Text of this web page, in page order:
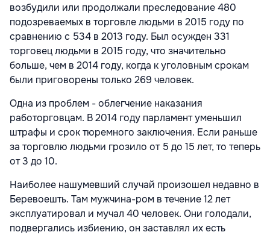
возбудили или продолжали преследование 480
подозреваемых в торговле людьми в 2015 году по
сравнению с 534 в 2013 году. Был осужден 331
торговец людьми в 2015 году, что значительно
больше, чем в 2014 году, когда к уголовным срокам
были приговорены только 269 человек.
Одна из проблем - облегчение наказания
работорговцам. В 2014 году парламент уменьшил
штрафы и срок тюремного заключения. Если раньше
за торговлю людьми грозило от 5 до 15 лет, то теперь
от 3 до 10.
Наиболее нашумевший случай произошел недавно в
Беревоешть. Там мужчина-ром в течение 12 лет
эксплуатировал и мучал 40 человек. Они голодали,
подвергались избиению, он заставлял их есть